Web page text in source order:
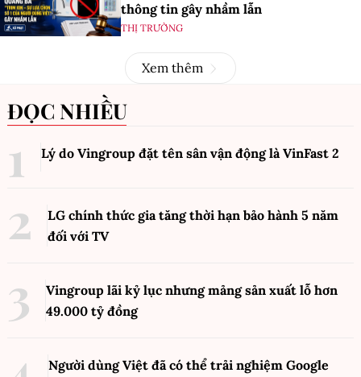
thông tin gây nhầm lẫn
THỊ TRƯỜNG
Xem thêm
ĐỌC NHIỀU
Lý do Vingroup đặt tên sân vận động là VinFast 2
LG chính thức gia tăng thời hạn bảo hành 5 năm
đối với TV
Vingroup lãi kỷ lục nhưng mảng sản xuất lỗ hơn
49.000 tỷ đồng
Người dùng Việt đã có thể trải nghiệm Google